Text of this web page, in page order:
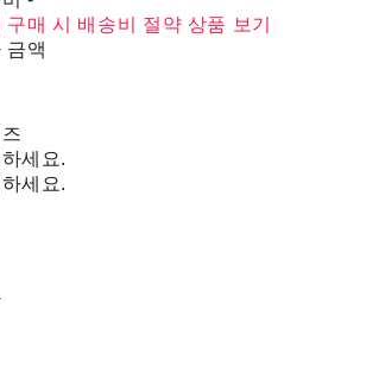
구매 시 배송비 절약 상품 보기
금액
세요.
세요.